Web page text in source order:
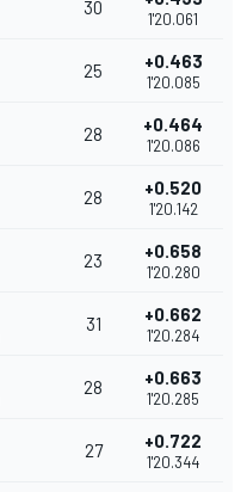
30
1'20.061
25 +0.463
1'20.085
28 +0.464
1'20.086
28 +0.520
1'20.142
23 +0.658
1'20.280
31 +0.662
1'20.284
28 +0.663
1'20.285
27 +0.722
1'20.344